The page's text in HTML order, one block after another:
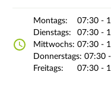
Montags:
07:30 -
Dienstags:
07:30 -
Mittwochs: 07:30 -
Donnerstags: 07:30
Freitags:
07:30 -